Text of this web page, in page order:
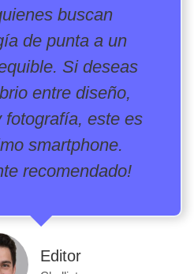
buscan
de punta a un
Si deseas
entre diseño,
fotografía, este es
smartphone.
recomendado!
Editor